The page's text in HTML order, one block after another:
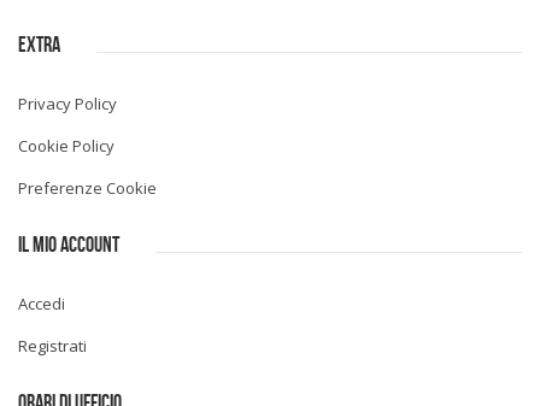
EXTRA
Privacy Policy
Cookie Policy
Preferenze Cookie
IL MIO ACCOUNT
Accedi
Registrati